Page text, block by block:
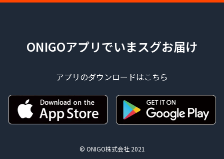
ONIGOアプリでいまスグお届け
アプリのダウンロードはこちら
© ONIGO株式会社 2021